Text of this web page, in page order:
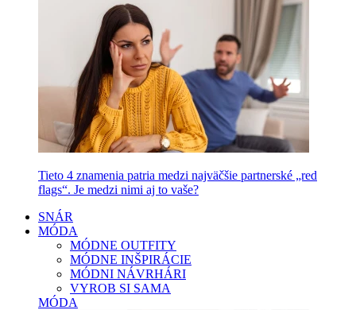
Tieto 4 znamenia patria medzi najväčšie partnerské „red
flags“. Je medzi nimi aj to vaše?
SNÁR
MÓDA
MÓDNE OUTFITY
MÓDNE INŠPIRÁCIE
MÓDNI NÁVRHÁRI
VYROB SI SAMA
MÓDA